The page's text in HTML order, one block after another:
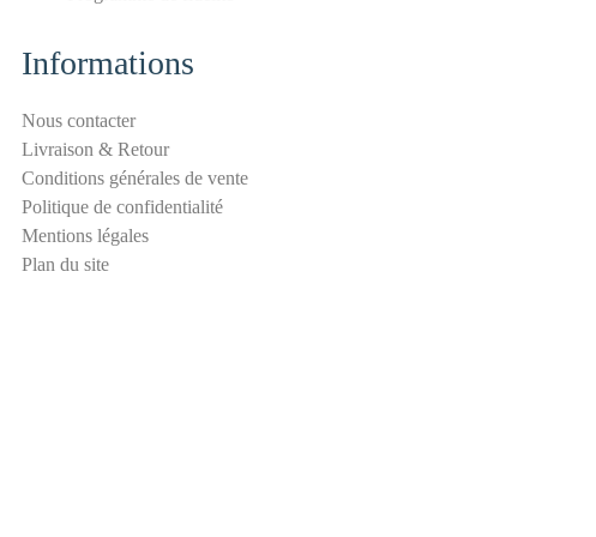
t
a
n
t
i
-
s
Informations
Nous contacter
Livraison & Retour
Conditions générales de vente
Politique de confidentialité
Mentions légales
Plan du site